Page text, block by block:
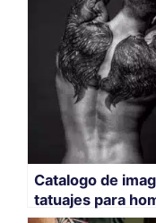
Catalogo de
tatuajes para